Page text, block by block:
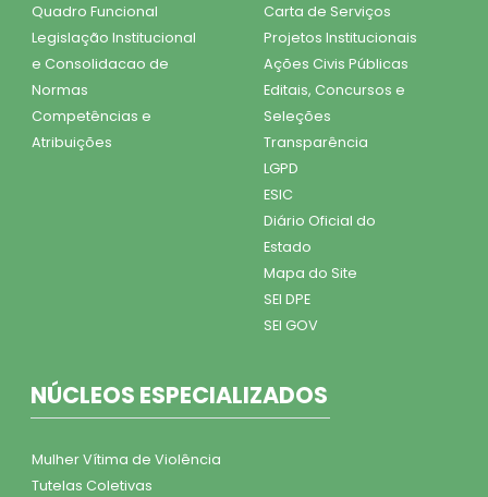
Quadro Funcional
Legislação Institucional
e Consolidacao de
Normas
Competências e
Atribuições
Carta de Serviços
Projetos Institucionais
Ações Civis Públicas
Editais, Concursos e
Seleções
Transparência
LGPD
ESIC
Diário Oficial do
Estado
Mapa do Site
SEI DPE
SEI GOV
NÚCLEOS ESPECIALIZADOS
Mulher Vítima de Violência
Tutelas Coletivas